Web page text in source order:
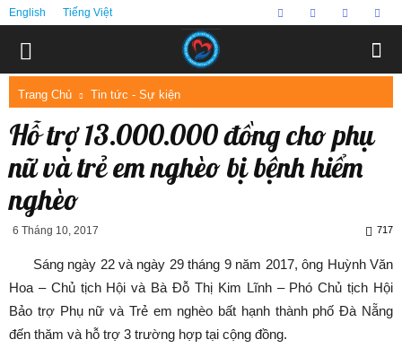
English Tiếng Việt
Trang Chủ Tin tức - Sự kiện
Hỗ trợ 13.000.000 đồng cho phụ
nữ và trẻ em nghèo bị bệnh hiểm
nghèo
6 Tháng 10, 2017 717
Sáng ngày 22 và ngày 29 tháng 9 năm 2017, ông Huỳnh Văn
Hoa – Chủ tịch Hội và Bà Đỗ Thị Kim Lĩnh – Phó Chủ tịch Hội
Bảo trợ Phụ nữ và Trẻ em nghèo bất hạnh thành phố Đà Nẵng
đến thăm và hỗ trợ 3 trường hợp tại cộng đồng.